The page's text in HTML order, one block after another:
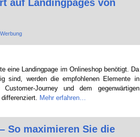
auf Landingpages von
Werbung
eine Landingpage im Onlineshop benötigt. Da
sind, werden die empfohlenen Elemente in
Journey und dem gegenwärtigen
Mehr erfahren…
So maximieren Sie die